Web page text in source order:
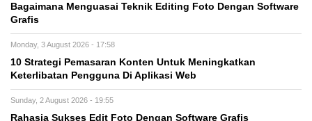
Bagaimana Menguasai Teknik Editing Foto Dengan Software
Grafis
Monday, 3 August 2026 - 17:58
10 Strategi Pemasaran Konten Untuk Meningkatkan
Keterlibatan Pengguna Di Aplikasi Web
Sunday, 2 August 2026 - 19:55
Rahasia Sukses Edit Foto Dengan Software Grafis